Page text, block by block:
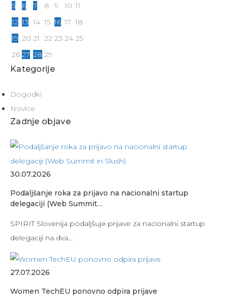
5
6 7 8 9 10 11
12 13 14 15 16 17 18
19 20 21 22 23 24 25
26 27 28 29
Kategorije
Dogodki
Novice
Zadnje objave
30.07.2026
Podaljšanje roka za prijavo na nacionalni startup
delegaciji (Web Summit…
SPIRIT Slovenija podaljšuje prijave za nacionalni startup
delegaciji na dva…
27.07.2026
Women TechEU ponovno odpira prijave